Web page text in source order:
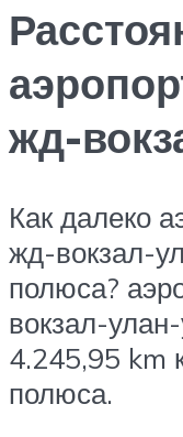
жд-
Как далеко
жд-вокзал-
полюса?
вокзал-
4.245,95 km
полюса.